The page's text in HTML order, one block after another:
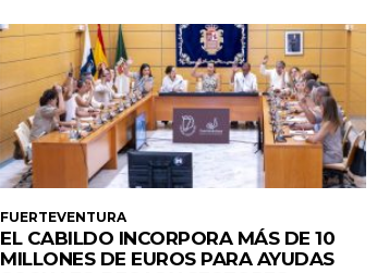
FUERTEVENTURA
EL CABILDO INCORPORA MÁS DE 10
MILLONES DE EUROS PARA AYUDAS